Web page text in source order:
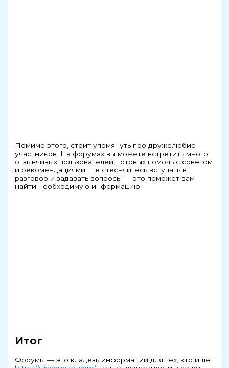
Помимо этого, стоит упомянуть про дружелюбие
участников. На форумах вы можете встретить много
отзывчивых пользователей, готовых помочь с советом
и рекомендациями. Не стесняйтесь вступать в
разговор и задавать вопросы — это поможет вам
найти необходимую информацию.
Итог
Форумы — это кладезь информации для тех, кто ищет